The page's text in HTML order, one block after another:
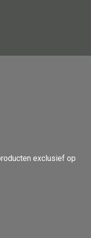
exclusief op